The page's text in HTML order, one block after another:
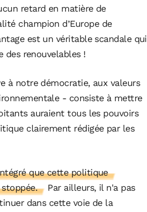
retard en matière de
champion d’Europe de
est un véritable scandale qui
des renouvelables !
à notre démocratie, aux valeurs
- consiste à mettre
auraient tous les pouvoirs
clairement rédigée par les
que cette politique
Par ailleurs, il n'a pas
dans cette voie de la